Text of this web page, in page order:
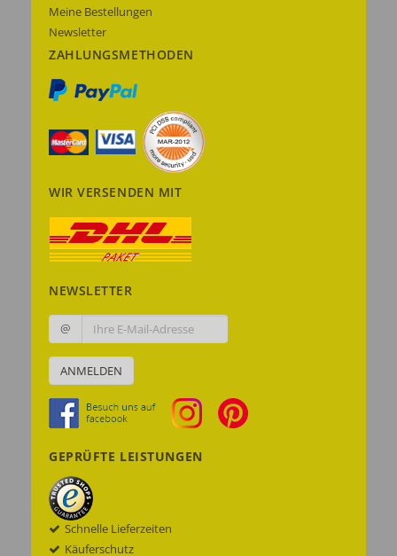
Meine Bestellungen
Newsletter
ZAHLUNGSMETHODEN
WIR VERSENDEN MIT
NEWSLETTER
@
ANMELDEN
GEPRÜFTE LEISTUNGEN
Schnelle Lieferzeiten
Käuferschutz